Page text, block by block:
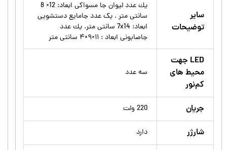
سایر
توضیحات
يك عدد ليوان جا مسواكى ابعاد: 12× 8
سانتى متر . يک عدد جامايع دستشويى
ابعاد: 7x14 سانتى متر. يك عدد
جاصابونى ابعاد : ۱۱×۹×۴ سانتى متر
LED جهت
محیط های
کم‌نور
سه عدد
جریان 220 ولت
شارژر دارد